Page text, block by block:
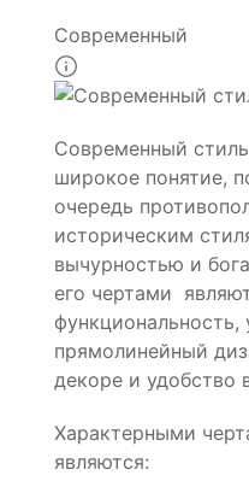
Современный
Современный
широкое понятие,
очередь
историческим
вычурностью и
его чертами
функциональность,
прямолинейный
декоре и удобство
Характерными
являются: